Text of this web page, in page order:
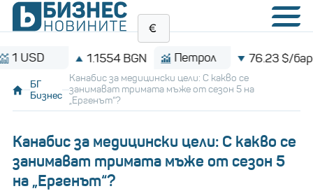
1.1554 BGN Петрол 76.23 $/барел
БГ
Бизнес
Канабис за медицински цели: С какво се
занимават тримата мъже от сезон 5 на
„Ергенът“?
Канабис за медицински цели: С какво се
занимават тримата мъже от сезон 5
на „Ергенът“?